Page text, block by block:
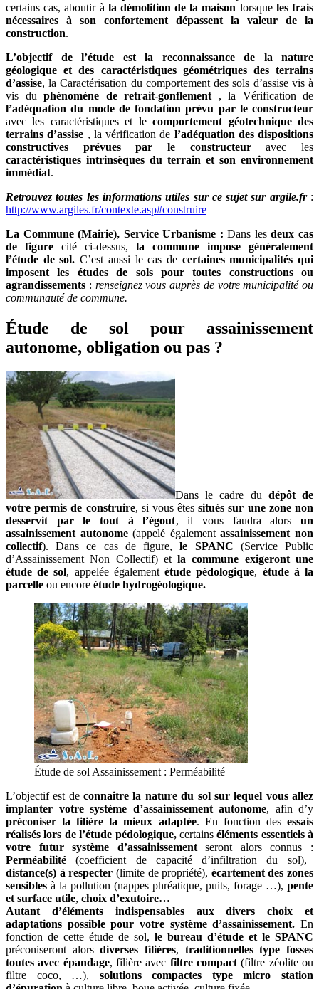
certains cas, aboutir à la démolition de la maison lorsqueles frais
nécessaires à son confortement dépassent la valeur de la
construction.
L’objectif de l’étude est la reconnaissance de la nature
géologique et des caractéristiques géométriques des terrains
d’assise, la Caractérisation du comportement des sols d’assise vis à
vis du phénomène de retrait-gonflement , la Vérification de
l’adéquation du mode de fondation prévu par le constructeur
avec les caractéristiques et lecomportement géotechnique des
terrains d’assise , la vérification de l’adéquation des dispositions
constructives prévues par le constructeuravec les
caractéristiques intrinsèques du terrain et son environnement
immédiat.
Retrouvez toutes les informations utiles sur ce sujet sur argile.fr:
http://www.argiles.fr/contexte.asp#construire
La Commune (Mairie), Service Urbanisme :Dans lesdeux cas
de figure cité ci-dessus, la commune impose généralement
l’étude de sol. C’est aussi le cas de certaines municipalités qui
imposent les études de sols pour toutes constructions ou
agrandissements : renseignez vous auprès de votre municipalité ou
communauté de commune.
Étude de sol pour assainissement
autonome, obligation ou pas ?
Dans le cadre du dépôt de
votre permis de construire, si vous êtessitués sur une zone non
desservit par le tout à l’égout, il vous faudra alors un
assainissement autonome(appelé égalementassainissement non
collectif). Dans ce cas de figure,le SPANC (Service Public
d’Assainissement Non Collectif) etla commune exigeront une
étude de sol, appelée égalementétude pédologique, étude à la
parcelle ou encore étude hydrogéologique.
Étude de sol Assainissement : Perméabilité
L’objectif est deconnaitre la nature du sol sur lequel vous allez
implanter votre système d’assainissement autonome, afin d’y
préconiser la filière la mieux adaptée. En fonction desessais
réalisés lors de l’étude pédologique,certainséléments essentiels à
votre futur système d’assainissementseront alors connus :
Perméabilité (coefficient de capacité d’infiltration du sol),
distance(s) à respecter (limite de propriété), écartement des zones
sensibles à la pollution (nappes phréatique, puits, forage …), pente
et surface utile, choix d’exutoire…
Autant d’éléments indispensables aux divers choix et
adaptations possible pour votre système d’assainissement. En
fonction de cette étude de sol, le bureau d’étude et le SPANC
préconiseront alorsdiverses filières, traditionnelles type fosses
toutes avec épandage, filière avec filtre compact (filtre zéolite ou
filtre coco, …), solutions compactes type micro station